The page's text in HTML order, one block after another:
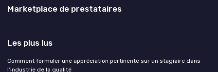
Marketplace de prestataires
Les plus lus
Comment formuler une appréciation pertinente sur un stagiaire dans
l’industrie de la qualité